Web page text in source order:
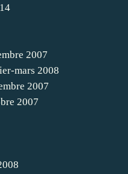
2007
mars 2008
2007
2007